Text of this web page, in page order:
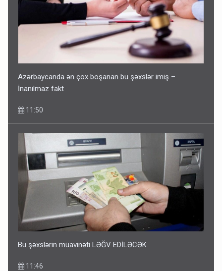
Azərbaycanda ən çox boşanan bu şəxslər imiş –
İnanılmaz fakt
11:50
Bu şəxslərin müavinəti LƏĞV EDİLƏCƏK
11:46